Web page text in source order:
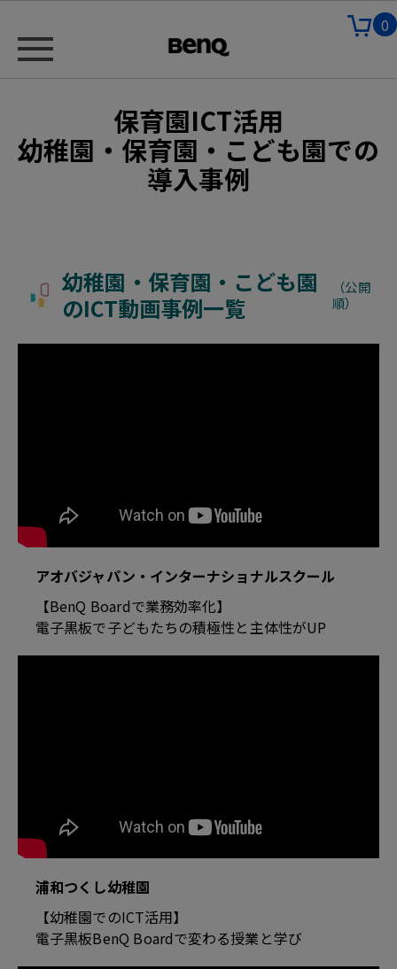
0
保育園ICT活用
幼稚園・保育園・こども園での
導入事例
幼稚園・保育園・こども園
のICT動画事例一覧
（公開
順）
アオバジャパン・インターナショナルスクール
【BenQ Boardで業務効率化】
電子黒板で子どもたちの積極性と主体性がUP
浦和つくし幼稚園
【幼稚園でのICT活用】
電子黒板BenQ Boardで変わる授業と学び